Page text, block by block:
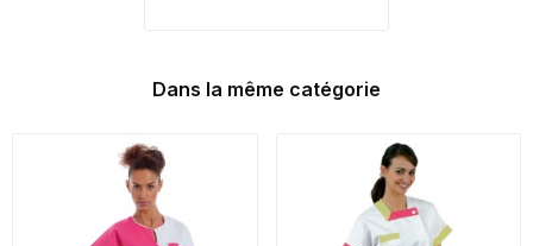
Dans la même catégorie